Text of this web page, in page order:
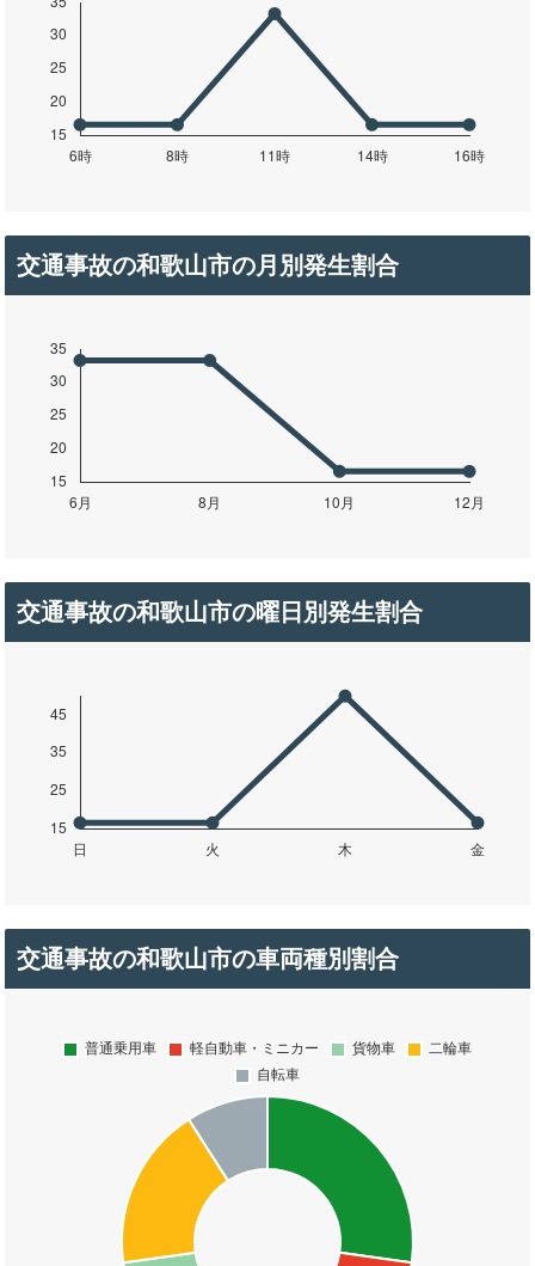
交通事故の和歌山市の月別発生割合
交通事故の和歌山市の曜日別発生割合
交通事故の和歌山市の車両種別割合